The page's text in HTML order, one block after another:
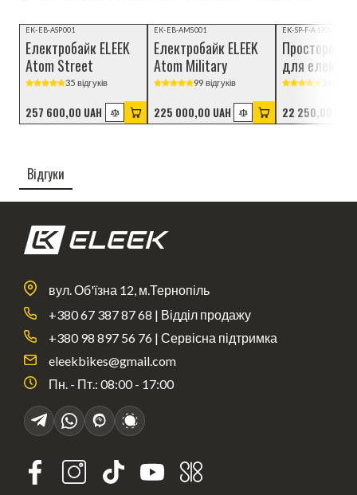
Відеоогляд
EK-EB-ASP001
Електробайк ELEEK
Atom Street
35 відгуків
257 600,00 UAH
EK-EB-AMS001
Електробайк ELEEK
Atom Military
99 відгуків
225 000,00 UAH
EK-SP-F-A170V
Просторова
для
ELEEK Atom
22 250,00 UAH
Відгуки
вул. Об'їзна 12, м.Тернопіль
+380 67 387 87 68 | Відділ продажу
+380 98 897 56 76 | Сервісна підтримка
eleekbikes@gmail.com
Пн. - Пт.: 08:00 - 17:00